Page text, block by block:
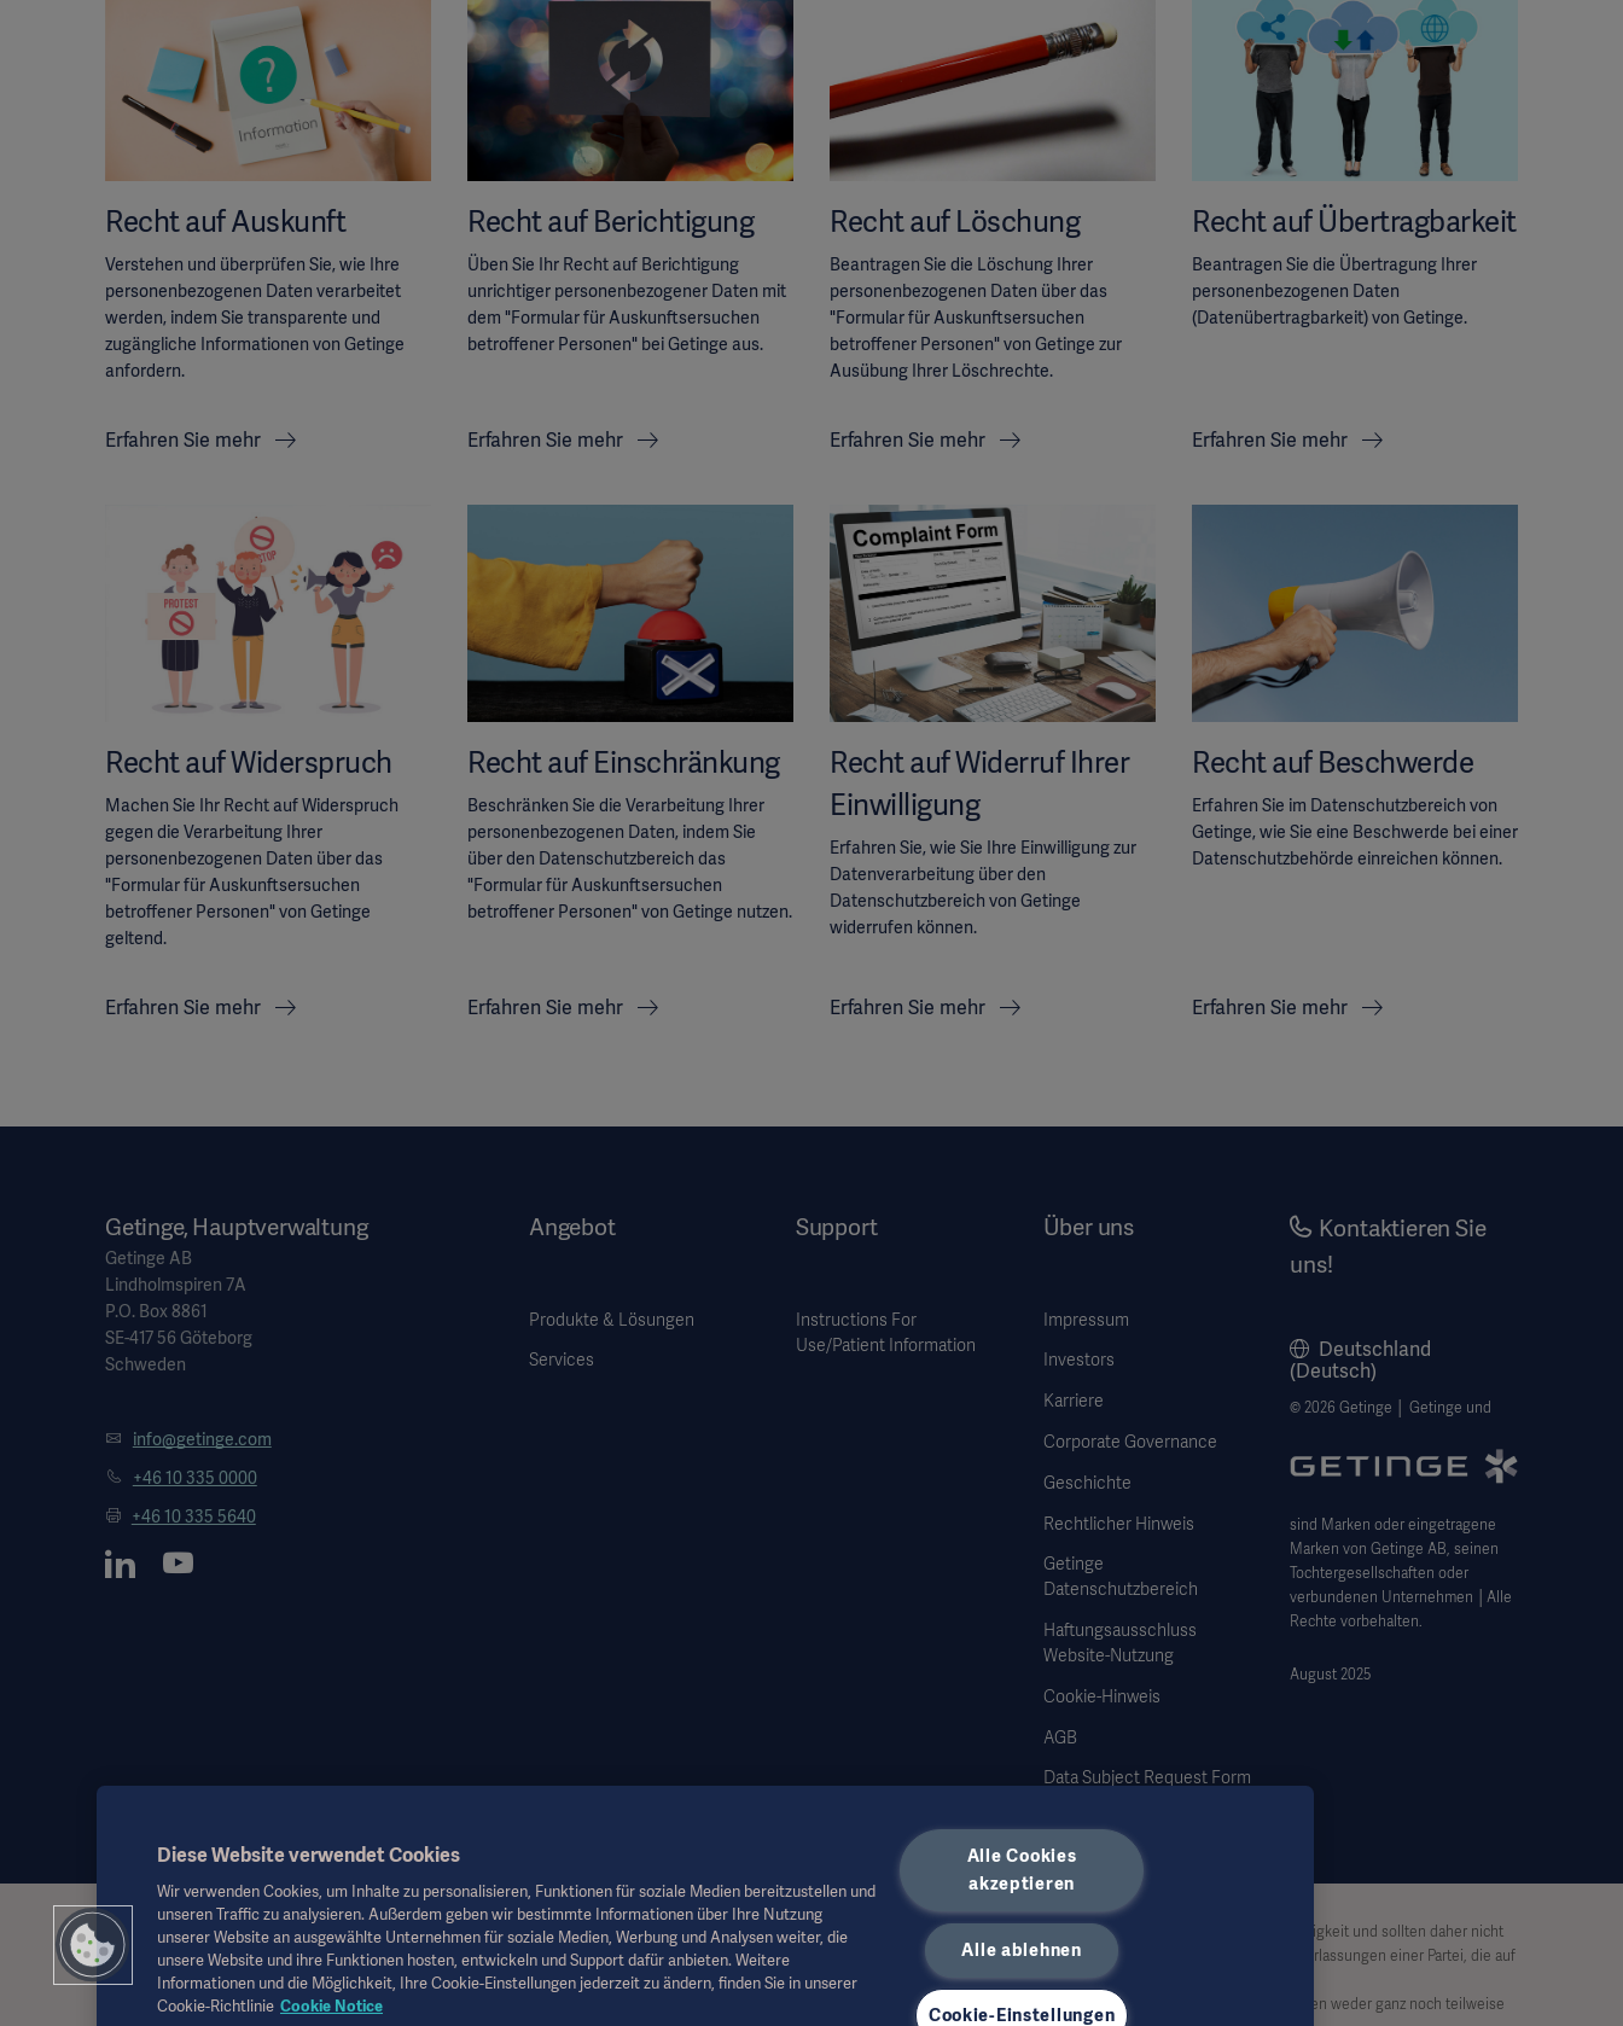
Recht auf Auskunft
Verstehen und überprüfen Sie, wie Ihre
personenbezogenen Daten verarbeitet
werden, indem Sie transparente und
zugängliche Informationen von Getinge
anfordern.
Erfahren Sie mehr
Recht auf Berichtigung
Üben Sie Ihr Recht auf Berichtigung
unrichtiger personenbezogener Daten mit
dem "Formular für Auskunftsersuchen
betroffener Personen" bei Getinge aus.
Erfahren Sie mehr
Recht auf Löschung
Beantragen Sie die Löschung Ihrer
personenbezogenen Daten über das
"Formular für Auskunftsersuchen
betroffener Personen" von Getinge zur
Ausübung Ihrer Löschrechte.
Erfahren Sie mehr
Recht auf Übertragbarkeit
Beantragen Sie die Übertragung Ihrer
personenbezogenen Daten
(Datenübertragbarkeit) von Getinge.
Erfahren Sie mehr
Recht auf Widerspruch
Machen Sie Ihr Recht auf Widerspruch
gegen die Verarbeitung Ihrer
personenbezogenen Daten über das
"Formular für Auskunftsersuchen
betroffener Personen" von Getinge
geltend.
Erfahren Sie mehr
Recht auf Einschränkung
Beschränken Sie die Verarbeitung Ihrer
personenbezogenen Daten, indem Sie
über den Datenschutzbereich das
"Formular für Auskunftsersuchen
betroffener Personen" von Getinge nutzen.
Erfahren Sie mehr
Recht auf Widerruf Ihrer
Einwilligung
Erfahren Sie, wie Sie Ihre Einwilligung zur
Datenverarbeitung über den
Datenschutzbereich von Getinge
widerrufen können.
Erfahren Sie mehr
Recht auf Beschwerde
Erfahren Sie im Datenschutzbereich von
Getinge, wie Sie eine Beschwerde bei einer
Datenschutzbehörde einreichen können.
Erfahren Sie mehr
Getinge, Hauptverwaltung
Getinge AB
Lindholmspiren 7A
P.O. Box 8861
SE-417 56 Göteborg
Schweden
info@getinge.com
+46 10 335 0000
+46 10 335 5640
Angebot
Produkte & Lösungen
Services
Support
Instructions For
Use/Patient Information
Über uns
Impressum
Investors
Karriere
Corporate Governance
Geschichte
Rechtlicher Hinweis
Getinge
Datenschutzbereich
Haftungsausschluss
Website-Nutzung
Cookie-Hinweis
AGB
Data Subject Request Form
Kontaktieren Sie
uns!
Deutschland
(Deutsch)
© 2026 Getinge │ Getinge und
sind Marken oder eingetragene
Marken von Getinge AB, seinen
Tochtergesellschaften oder
verbundenen Unternehmen │Alle
Rechte vorbehalten.
August 2025
Diese Informationen richten sich ausschließlich an medizinisches Fachpersonal oder andere Fachkreise und dienen nur zu Informationszwecken, erheben keinen Anspruch auf Vollständigkeit und sollten daher nicht
als Ersatz für die Gebrauchsanweisung, das Servicehandbuch oder medizinischen Rat herangezogen werden. Getinge trägt keine Verantwortung oder Haftung für Handlungen oder Unterlassungen einer Partei, die auf
diesem Material basiert und Risiken trägt ausschließlich der Benutzer.
Möglicherweise sind die genannten Therapien, Lösungen oder Produkte in Ihrem Land nicht verfügbar oder erlaubt. Ohne schriftliche Genehmigung von Getinge dürfen die Informationen weder ganz noch teilweise
Diese Website verwendet Cookies
Wir verwenden Cookies, um Inhalte zu personalisieren, Funktionen für soziale Medien bereitzustellen und
unseren Traffic zu analysieren. Außerdem geben wir bestimmte Informationen über Ihre Nutzung
unserer Website an ausgewählte Unternehmen für soziale Medien, Werbung und Analysen weiter, die
unsere Website und ihre Funktionen hosten, entwickeln und Support dafür anbieten. Weitere
Informationen und die Möglichkeit, Ihre Cookie-Einstellungen jederzeit zu ändern, finden Sie in unserer
Cookie-Richtlinie Cookie Notice
Alle Cookies
akzeptieren
Alle ablehnen
Cookie-Einstellungen